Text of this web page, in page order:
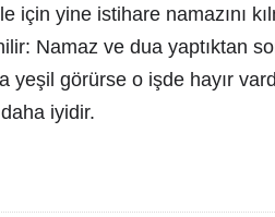
için yine istihare namazını
Namaz ve dua yaptıktan
görürse o işde hayır
iyidir.